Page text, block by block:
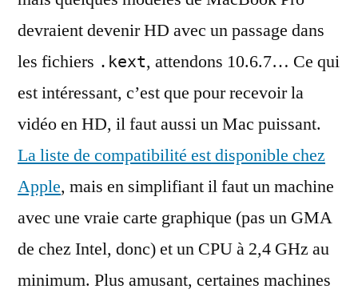
une
vraie
graphique
devraient devenir HD avec un passage dans
les fichiers .kext, attendons 10.6.7… Ce qui
est intéressant, c’est que pour recevoir la
vidéo en HD, il faut aussi un Mac puissant.
La liste de compatibilité est disponible chez
Apple, mais en simplifiant il faut un machine
avec une vraie carte graphique (pas un GMA
de chez Intel, donc) et un CPU à 2,4 GHz au
minimum. Plus amusant, certaines machines